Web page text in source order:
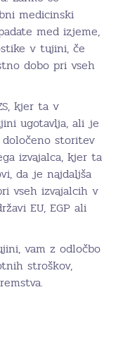
medicinski
med izjeme,
v tujini, če
dobo pri vseh
kjer ta v
ugotavlja, ali je
določeno storitev
izvajalca, kjer ta
da je najdaljša
vseh izvajalcih v
EU, EGP ali
vam z odločbo
stroškov,